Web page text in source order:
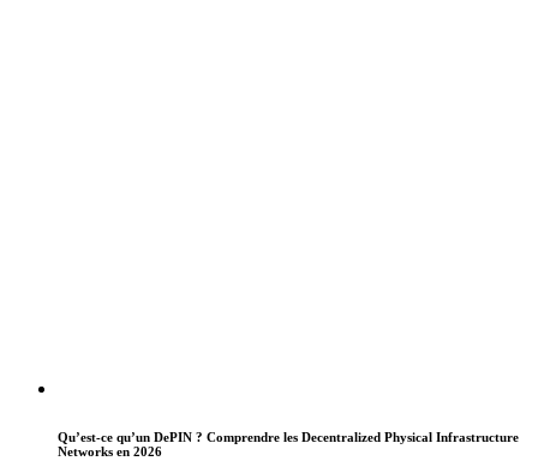
Qu’est-ce qu’un DePIN ? Comprendre les Decentralized Physical Infrastructure
Networks en 2026